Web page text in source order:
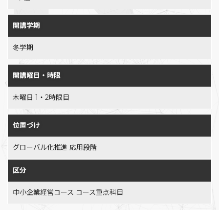
開講学期
冬学期
開講曜日・時限
木曜日 1・2時限目
位置づけ
グローバル化推進 応用段階
区分
中小企業経営コース コース重点科目